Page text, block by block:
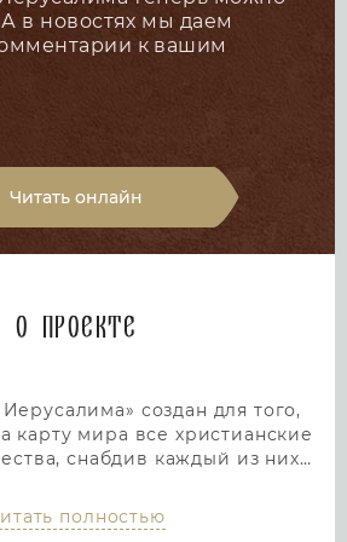
в новостях мы даем
к вашим
Читать онлайн
О проекте
создан для того,
карту мира все христианские
снабдив каждый из них
возможность посетить любой
не выходя из дома, просто
полностью